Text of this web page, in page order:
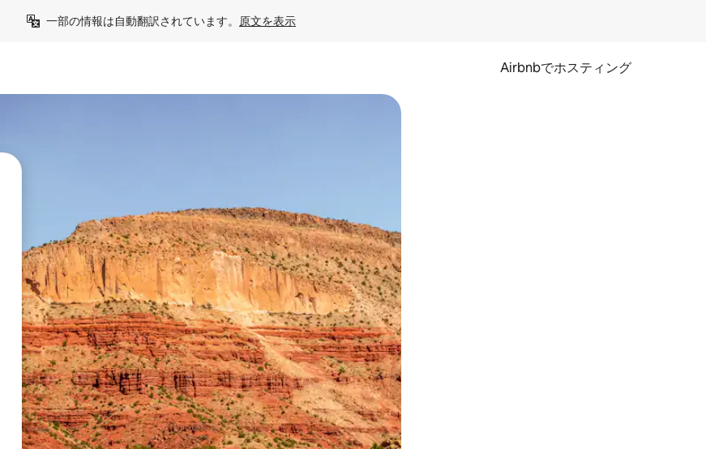
一部の情報は自動翻訳されています。 原文を表示
Airbnbでホスティング
るか、画面をタッチまたはスワイプして検索結果を確認することができます。